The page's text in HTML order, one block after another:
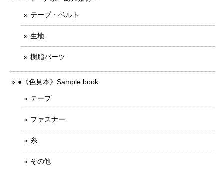
テープ・ベルト
生地
樹脂パーツ
●《色見本》Sample book
テープ
ファスナー
糸
その他